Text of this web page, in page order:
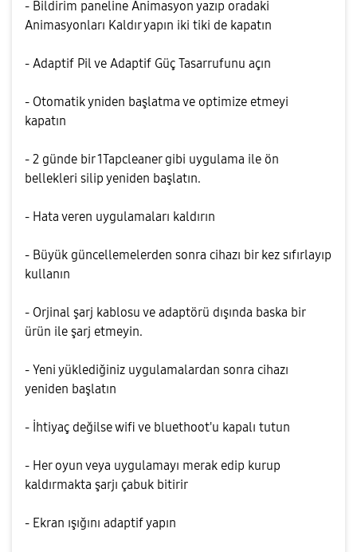
- Bildirim paneline Animasyon yazıp oradaki
Animasyonları Kaldır yapın iki tiki de kapatın
- Adaptif Pil ve Adaptif Güç Tasarrufunu açın
- Otomatik yniden başlatma ve optimize etmeyi
kapatın
- 2 günde bir 1Tapcleaner gibi uygulama ile ön
bellekleri silip yeniden başlatın.
- Hata veren uygulamaları kaldırın
- Büyük güncellemelerden sonra cihazı bir kez sıfırlayıp
kullanın
- Orjinal şarj kablosu ve adaptörü dışında baska bir
ürün ile şarj etmeyin.
- Yeni yüklediğiniz uygulamalardan sonra cihazı
yeniden başlatın
- İhtiyaç değilse wifi ve bluethoot'u kapalı tutun
- Her oyun veya uygulamayı merak edip kurup
kaldırmakta şarjı çabuk bitirir
- Ekran ışığını adaptif yapın